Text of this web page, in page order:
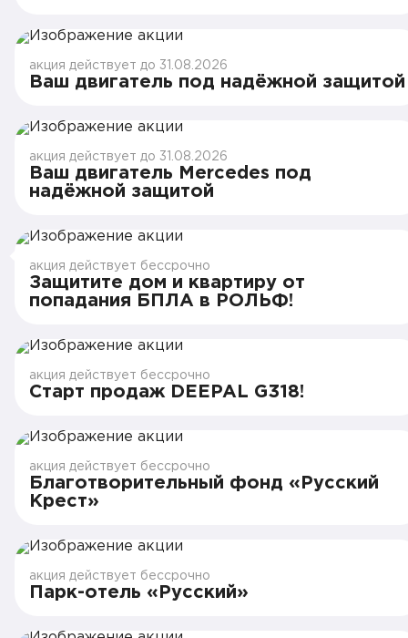
акция действует до 31.08.2026
Ваш двигатель под надёжной защитой
акция действует до 31.08.2026
Ваш двигатель Mercedes под
надёжной защитой
акция действует бессрочно
Защитите дом и квартиру от
попадания БПЛА в РОЛЬФ!
акция действует бессрочно
Старт продаж DEEPAL G318!
акция действует бессрочно
Благотворительный фонд «Русский
Крест»
акция действует бессрочно
Парк-отель «Русский»